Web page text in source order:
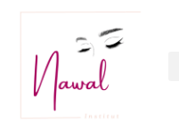
Aller
contenu